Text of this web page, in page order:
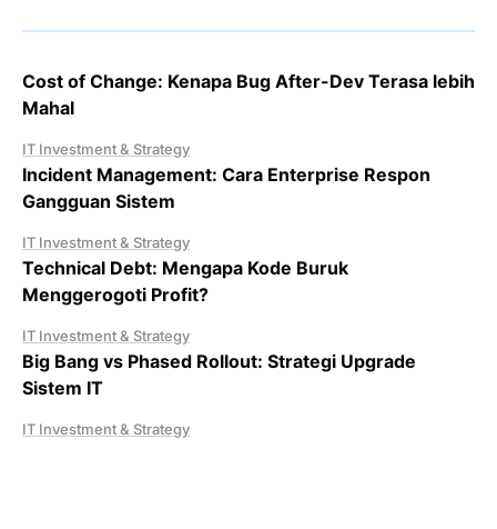
Cost of Change: Kenapa Bug After-Dev Terasa lebih
Mahal
IT Investment & Strategy
Incident Management: Cara Enterprise Respon
Gangguan Sistem
IT Investment & Strategy
Technical Debt: Mengapa Kode Buruk
Menggerogoti Profit?
IT Investment & Strategy
Big Bang vs Phased Rollout: Strategi Upgrade
Sistem IT
IT Investment & Strategy